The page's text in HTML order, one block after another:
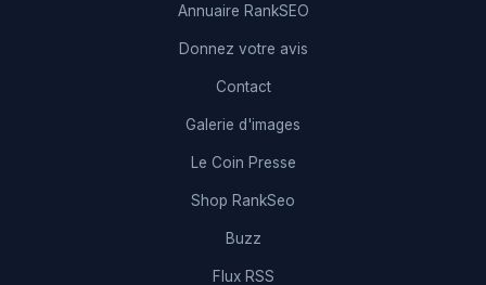
Annuaire RankSEO
Donnez votre avis
Contact
Galerie d'images
Le Coin Presse
Shop RankSeo
Buzz
Flux RSS